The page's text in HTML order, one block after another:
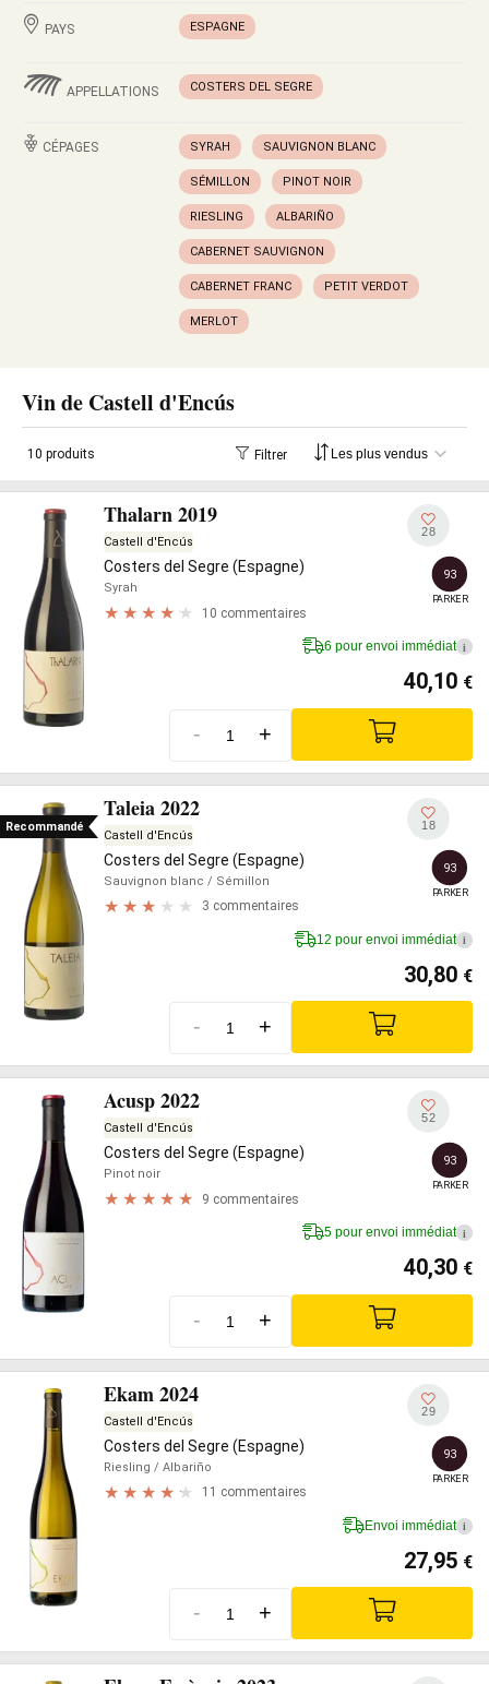
PAYS ESPAGNE
APPELLATIONS COSTERS DEL SEGRE
CÉPAGES SYRAH SAUVIGNON BLANC
SÉMILLON PINOT NOIR
RIESLING ALBARIÑO
CABERNET SAUVIGNON
CABERNET FRANC PETIT VERDOT
MERLOT
Vin de Castell d'Encús
10 produits Filtrer
Thalarn 2019
Castell d'Encús
Costers del Segre (Espagne)
Syrah
10 commentaires
28
93
PARKER
6 pour envoi immédiat i
40,10 €
- +
Recommandé
Taleia 2022
Castell d'Encús
Costers del Segre (Espagne)
Sauvignon blanc / Sémillon
3 commentaires
18
93
PARKER
12 pour envoi immédiat i
30,80 €
- +
Acusp 2022
Castell d'Encús
Costers del Segre (Espagne)
Pinot noir
9 commentaires
52
93
PARKER
5 pour envoi immédiat i
40,30 €
- +
Ekam 2024
Castell d'Encús
Costers del Segre (Espagne)
Riesling / Albariño
11 commentaires
29
93
PARKER
Envoi immédiat i
27,95 €
- +